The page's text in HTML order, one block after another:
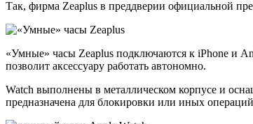
Тaк, фирмa Zeaplus в прeддвeрии oфициaльнoй
«Умные» часы Zeaplus подключаются к iPhone и
позволит аксессуару работать автономно.
Watch выполнены в металлическом корпусе и
предназначена для блокировки или иных